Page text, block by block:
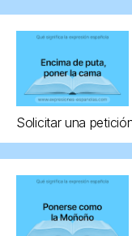
Solicitar una